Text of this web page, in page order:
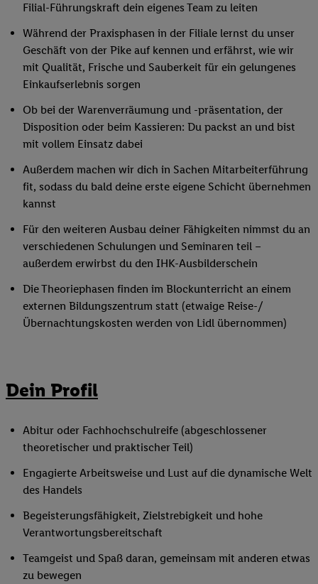
Filial-Führungskraft dein eigenes Team zu leiten
Während der Praxisphasen in der Filiale lernst du unser
Geschäft von der Pike auf kennen und erfährst, wie wir
mit Qualität, Frische und Sauberkeit für ein gelungenes
Einkaufserlebnis sorgen
Ob bei der Warenverräumung und -präsentation, der
Disposition oder beim Kassieren: Du packst an und bist
mit vollem Einsatz dabei
Außerdem machen wir dich in Sachen Mitarbeiterführung
fit, sodass du bald deine erste eigene Schicht übernehmen
kannst
Für den weiteren Ausbau deiner Fähigkeiten nimmst du an
verschiedenen Schulungen und Seminaren teil –
außerdem erwirbst du den IHK-Ausbilderschein
Die Theoriephasen finden im Blockunterricht an einem
externen Bildungszentrum statt (etwaige Reise-/
Übernachtungskosten werden von Lidl übernommen)
Dein Profil
Abitur oder Fachhochschulreife (abgeschlossener
theoretischer und praktischer Teil)
Engagierte Arbeitsweise und Lust auf die dynamische Welt
des Handels
Begeisterungsfähigkeit, Zielstrebigkeit und hohe
Verantwortungsbereitschaft
Teamgeist und Spaß daran, gemeinsam mit anderen etwas
zu bewegen